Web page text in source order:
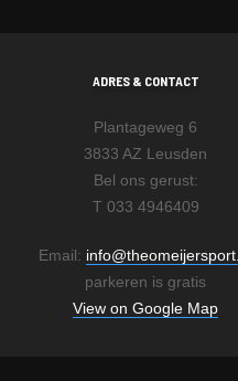
ADRES & CONTACT
Plantageweg 6
3833 AZ Leusden
Bel ons gerust:
T 033 4946409
Email:
parkeren is gratis
View on Google Map